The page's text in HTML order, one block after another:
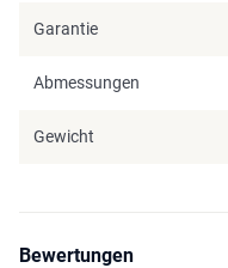
Garantie
Abmessungen
Gewicht
Bewertungen